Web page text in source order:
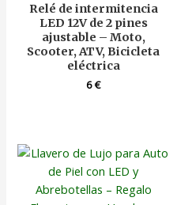
Relé de intermitencia
LED 12V de 2 pines
ajustable – Moto,
Scooter, ATV, Bicicleta
eléctrica
6€